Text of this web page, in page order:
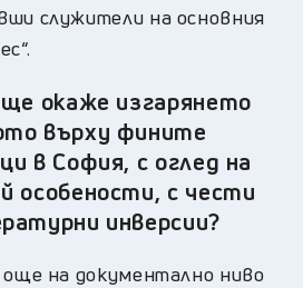
служители на основния
окаже изгарянето
върху фините
в София, с оглед на
особености, с чести
инверсии?
още на документално ниво